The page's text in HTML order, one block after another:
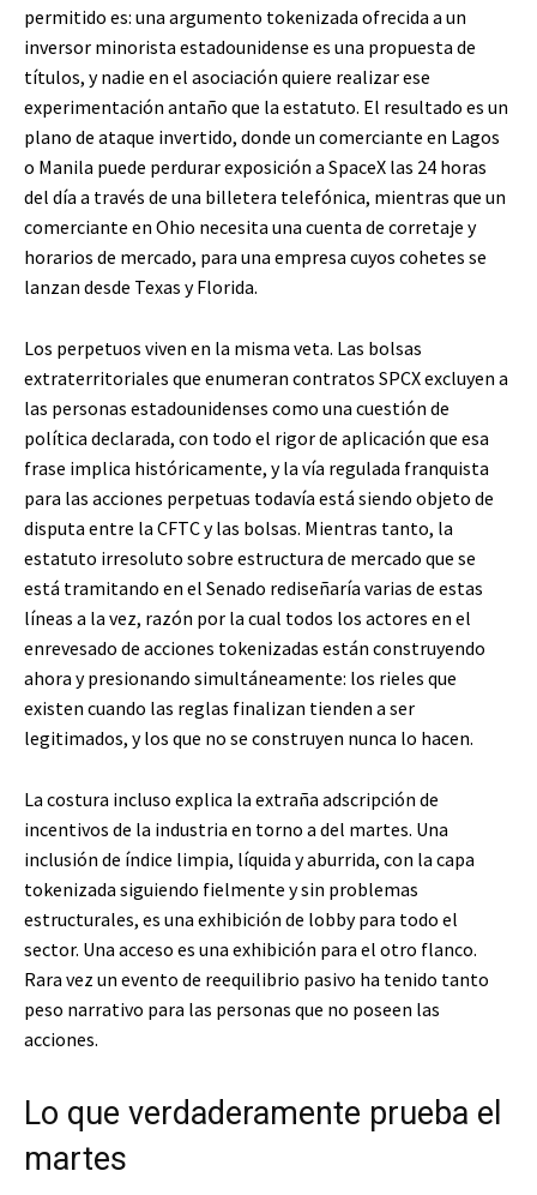
permitido es: una argumento tokenizada ofrecida a un
inversor minorista estadounidense es una propuesta de
títulos, y nadie en el asociación quiere realizar ese
experimentación antaño que la estatuto. El resultado es un
plano de ataque invertido, donde un comerciante en Lagos
o Manila puede perdurar exposición a SpaceX las 24 horas
del día a través de una billetera telefónica, mientras que un
comerciante en Ohio necesita una cuenta de corretaje y
horarios de mercado, para una empresa cuyos cohetes se
lanzan desde Texas y Florida.
Los perpetuos viven en la misma veta. Las bolsas
extraterritoriales que enumeran contratos SPCX excluyen a
las personas estadounidenses como una cuestión de
política declarada, con todo el rigor de aplicación que esa
frase implica históricamente, y la vía regulada franquista
para las acciones perpetuas todavía está siendo objeto de
disputa entre la CFTC y las bolsas. Mientras tanto, la
estatuto irresoluto sobre estructura de mercado que se
está tramitando en el Senado rediseñaría varias de estas
líneas a la vez, razón por la cual todos los actores en el
enrevesado de acciones tokenizadas están construyendo
ahora y presionando simultáneamente: los rieles que
existen cuando las reglas finalizan tienden a ser
legitimados, y los que no se construyen nunca lo hacen.
La costura incluso explica la extraña adscripción de
incentivos de la industria en torno a del martes. Una
inclusión de índice limpia, líquida y aburrida, con la capa
tokenizada siguiendo fielmente y sin problemas
estructurales, es una exhibición de lobby para todo el
sector. Una acceso es una exhibición para el otro flanco.
Rara vez un evento de reequilibrio pasivo ha tenido tanto
peso narrativo para las personas que no poseen las
acciones.
Lo que verdaderamente prueba el
martes